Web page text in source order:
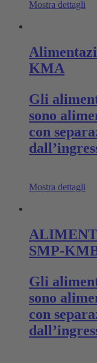
Mostra dettagli
KMA
Gli
sono
con
Mostra dettagli
SMP-
Gli
sono
con